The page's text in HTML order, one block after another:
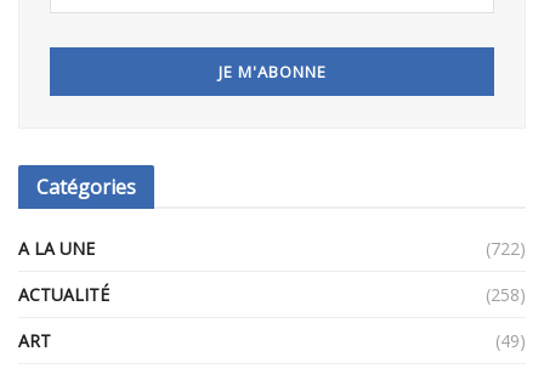
Catégories
A LA UNE
(722)
ACTUALITÉ
(258)
ART
(49)